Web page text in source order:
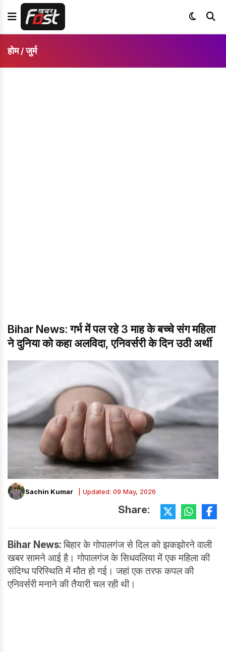
होम/ जुर्म
Bihar News: गर्भ में पल रहे 3 माह के बच्चे संग महिला
ने दुनिया को कहा अलविदा, एनिवर्सरी के दिन उठी अर्थी
Sachin Kumar | Updated: 09 May, 2026
Share:
Bihar News:बिहार के गोपालगंज से दिल को झकझोरने वाली
खबर सामने आई है। गोपालगंज के सिधवलिया में एक महिला की
संदिग्ध परिस्थिति में मौत हो गई। जहां एक तरफ कपल की
एनिवर्सरी मनाने की तैयारी चल रही थी।